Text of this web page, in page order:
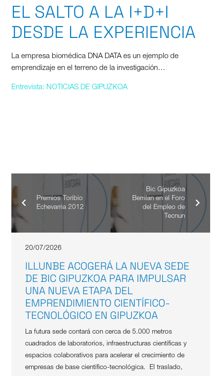
EL SALTO A LA I+D+I
DESDE LA EXPERIENCIA
La empresa biomédica DNA DATA es un ejemplo de
emprendizaje en el terreno de la investigación…
Entrevista: NOTICIAS DE GIPUZKOA
Premios Toribio
Echevarria 2012
Bic Gipuzkoa
Berrilan en el Foro
del Empleo de
Tecnun
20/07/2026
ILLUNBE ACOGERÁ LA NUEVA SEDE
DE BIC GIPUZKOA PARA IMPULSAR
UNA NUEVA ETAPA DEL
EMPRENDIMIENTO CIENTÍFICO-
TECNOLÓGICO EN GIPUZKOA
La futura sede contará con cerca de 5.000 metros
cuadrados de laboratorios, infraestructuras científicas y
espacios colaborativos para acelerar el crecimiento de
empresas de base científico-tecnológica. El traslado,